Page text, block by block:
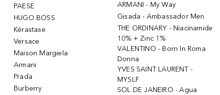
PAESE
HUGO BOSS
Kérastase
Versace
Maison Margiela
Armani
Prada
Burberry
ARMANI - My Way
Gisada - Ambassador Men
THE ORDINARY - Niacinamide
10% + Zinc 1%
VALENTINO - Born In Roma
Donna
YVES SAINT LAURENT -
MYSLF
SOL DE JANEIRO - Agua